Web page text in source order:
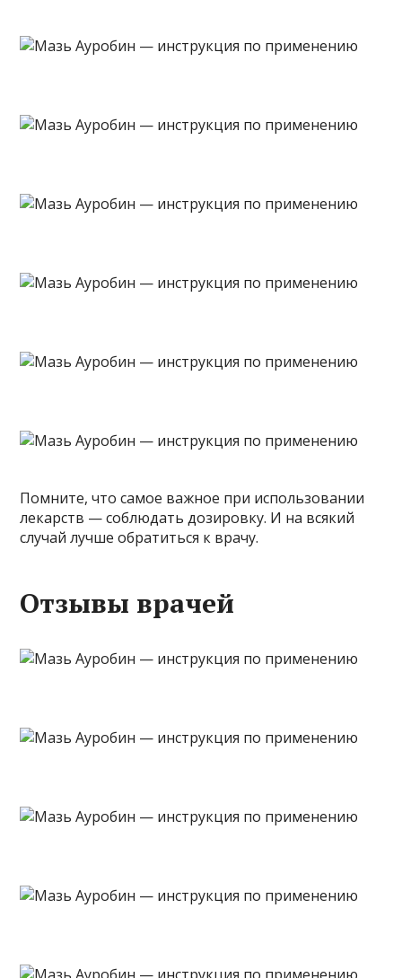
Помните, что самое важное при использовании
лекарств — соблюдать дозировку. И на всякий
случай лучше обратиться к врачу.
Отзывы врачей